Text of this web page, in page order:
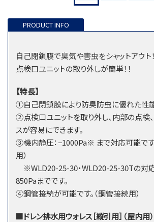
自己閉鎖膜で臭気や害虫をシャットアウト！
点検口ユニットの取り外しが簡単！！
【特長】
①自己閉鎖膜により防臭防虫に優れた性能
②点検口ユニットを取り外し、内部の点検
スが容易にできます。
③機内静圧：−1000Pa※ まで対応可能です
用）
※WLD20-25-30・WLD20-25-30Tの対
850Paまでです。
④鋼管接続が可能です。（鋼管接続用）
■ドレン排水用ウォレス［縦引用］（屋内用）